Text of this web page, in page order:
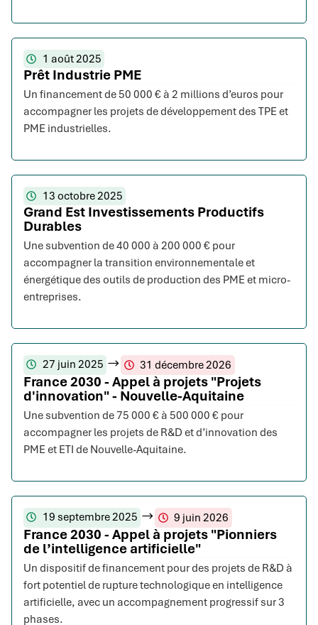
1 août 2025
Prêt Industrie PME
Un financement de 50 000 € à 2 millions d’euros pour
accompagner les projets de développement des TPE et
PME industrielles.
13 octobre 2025
Grand Est Investissements Productifs
Durables
Une subvention de 40 000 à 200 000 € pour
accompagner la transition environnementale et
énergétique des outils de production des PME et micro-
entreprises.
27 juin 2025 31 décembre 2026
France 2030 - Appel à projets "Projets
d'innovation" - Nouvelle-Aquitaine
Une subvention de 75 000 € à 500 000 € pour
accompagner les projets de R&D et d’innovation des
PME et ETI de Nouvelle-Aquitaine.
19 septembre 2025 9 juin 2026
France 2030 - Appel à projets "Pionniers
de l’intelligence artificielle"
Un dispositif de financement pour des projets de R&D à
fort potentiel de rupture technologique en intelligence
artificielle, avec un accompagnement progressif sur 3
phases.